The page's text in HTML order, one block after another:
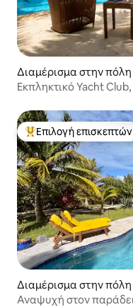
Διαμέρισμα στην
Εκπληκτικό Yacht
Κορυφαία επιλογή
Επιλογή επισκεπτών
Διαμέρισμα στην
Αναψυχή στον